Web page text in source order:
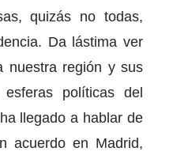
quizás no todas,
Da lástima ver
nuestra región y sus
políticas del
llegado a hablar de
acuerdo en Madrid,